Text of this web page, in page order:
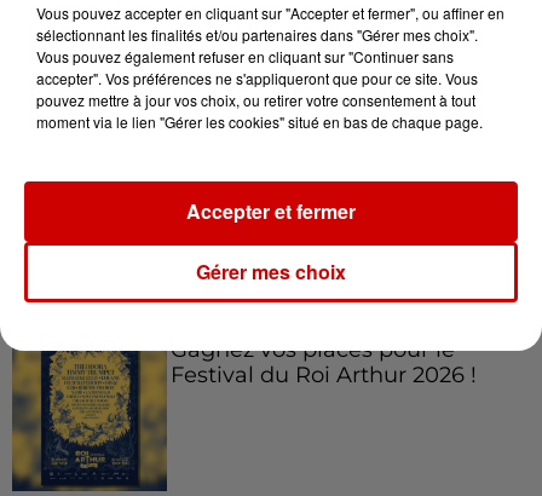
5 août 2026
À LA UNE : incendie à La
Rochelle, mégaferme de
Gagnez vos places pour le
Festival du Roi Arthur 2026 !
Vous pouvez accepter en cliquant sur "Accepter et fermer", ou affiner en
sélectionnant les finalités et/ou partenaires dans "Gérer mes choix".
Vous pouvez également refuser en cliquant sur "Continuer sans
accepter". Vos préférences ne s'appliqueront que pour ce site. Vous
pouvez mettre à jour vos choix, ou retirer votre consentement à tout
moment via le lien "Gérer les cookies" situé en bas de chaque page.
Gérer mes choix
Accepter et fermer